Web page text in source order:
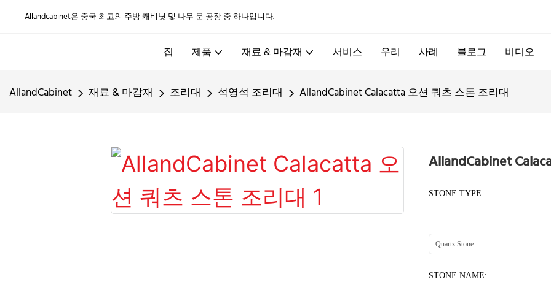
Allandcabinet은 중국 최고의 주방 캐비닛 및 나무 문 공장 중 하나입니다.
집 제품 재료 & 마감재 서비스 우리 사례 블로그 비디오
AllandCabinet 재료 & 마감재 조리대 석영석 조리대 AllandCabinet Calacatta 오션 쿼츠 스톤 조리대
AllandCabinet
STONE TYPE:
STONE NAME: